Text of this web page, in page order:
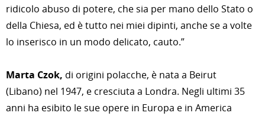
ridicolo abuso di potere, che sia per mano dello Stato o
della Chiesa, ed è tutto nei miei dipinti, anche se a volte
lo inserisco in un modo delicato, cauto.”
Marta Czok, di origini polacche, è nata a Beirut
(Libano) nel 1947, e cresciuta a Londra. Negli ultimi 35
anni ha esibito le sue opere in Europa e in America